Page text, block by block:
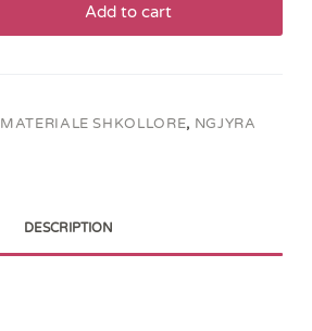
Add to cart
MATERIALE SHKOLLORE, NGJYRA
DESCRIPTION